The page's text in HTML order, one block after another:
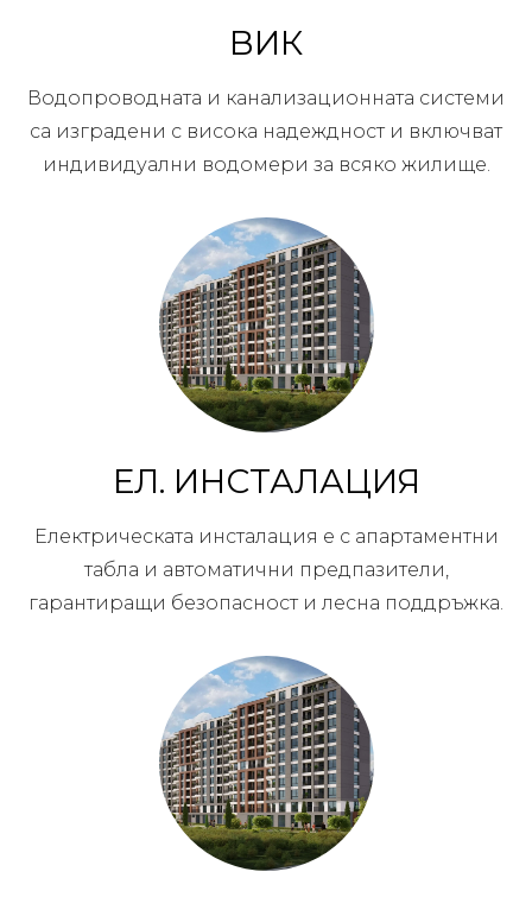
ВИК
Водопроводната и канализационната системи
са изградени с висока надеждност и включват
индивидуални водомери за всяко жилище.
ЕЛ. ИНСТАЛАЦИЯ
Електрическата инсталация е с апартаментни
табла и автоматични предпазители,
гарантиращи безопасност и лесна поддръжка.